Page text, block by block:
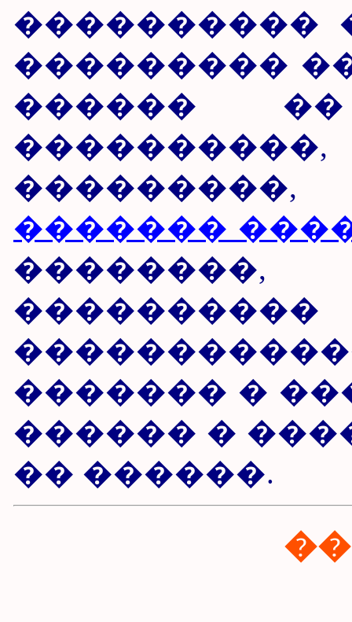
����������
���������
������
�������
������� �
������ �
�� ������.